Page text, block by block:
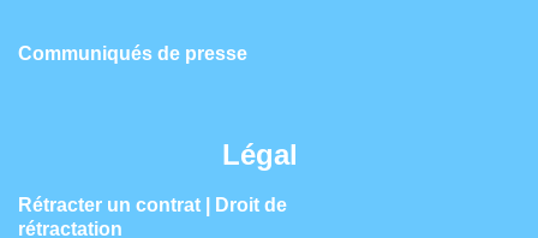
Communiqués de presse
Légal
Rétracter un contrat | Droit de
rétractation